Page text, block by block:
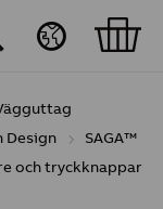
Design
SAGA™
och tryckknappar